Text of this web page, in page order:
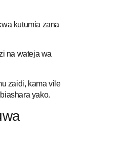
kutumia zana
na wateja wa
zaidi, kama vile
yako.